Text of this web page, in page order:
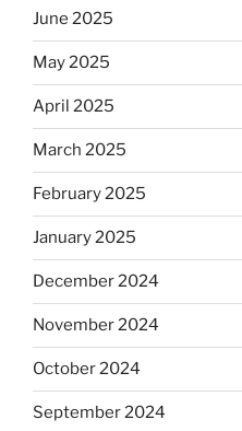
June 2025
May 2025
April 2025
March 2025
February 2025
January 2025
December 2024
November 2024
October 2024
September 2024